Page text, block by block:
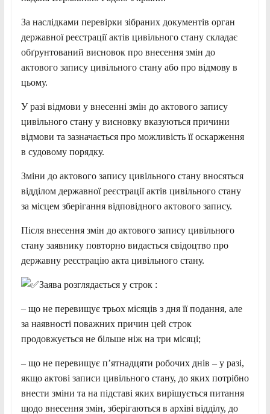
За наслідками перевірки зібраних документів орган
державної реєстрації актів цивільного стану складає
обґрунтований висновок про внесення змін до
актового запису цивільного стану або про відмову в
цьому.
У разі відмови у внесенні змін до актового запису
цивільного стану у висновку вказуються причини
відмови та зазначається про можливість її оскарження
в судовому порядку.
Зміни до актового запису цивільного стану вносяться
відділом державної реєстрації актів цивільного стану
за місцем зберігання відповідного актового запису.
Після внесення змін до актового запису цивільного
стану заявнику повторно видається свідоцтво про
державну реєстрацію акта цивільного стану.
Заява розглядається у строк :
– що не перевищує трьох місяців з дня її подання, але
за наявності поважних причин цей строк
продовжується не більше ніж на три місяці;
– що не перевищує п’ятнадцяти робочих днів – у разі,
якщо актові записи цивільного стану, до яких потрібно
внести зміни та на підставі яких вирішується питання
щодо внесення змін, зберігаються в архіві відділу, до